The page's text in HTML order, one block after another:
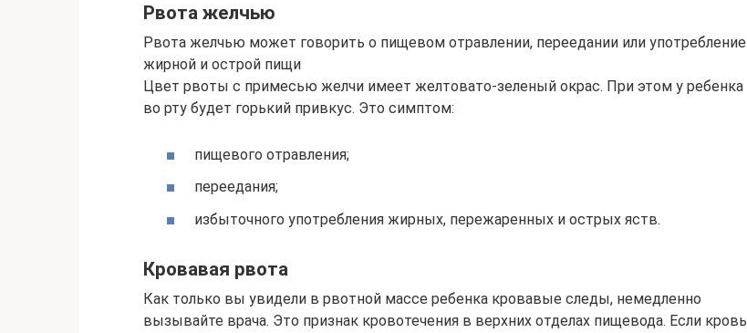
Рвота желчью
Рвота желчью может говорить о пищевом отравлении, переедании или употребление
жирной и острой пищи
Цвет рвоты с примесью желчи имеет желтовато-зеленый окрас. При этом у ребенка
во рту будет горький привкус. Это симптом:
пищевого отравления;
переедания;
избыточного употребления жирных, пережаренных и острых яств.
Кровавая рвота
Как только вы увидели в рвотной массе ребенка кровавые следы, немедленно
вызывайте врача. Это признак кровотечения в верхних отделах пищевода. Если кровь